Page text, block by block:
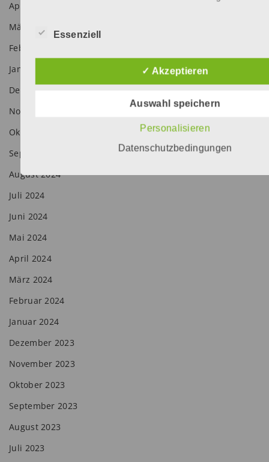
April 2025
März 2025
Februar 2025
Januar 2025
Dezember 2024
November 2024
Oktober 2024
September 2024
August 2024
Juli 2024
Juni 2024
Mai 2024
April 2024
März 2024
Februar 2024
Januar 2024
Dezember 2023
November 2023
Oktober 2023
September 2023
August 2023
Juli 2023
Essenziell
✓ Akzeptieren
Auswahl speichern
Personalisieren
Datenschutzbedingungen